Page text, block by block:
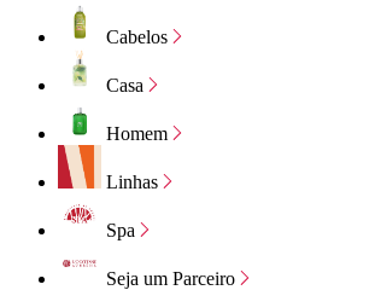
Cabelos
Casa
Homem
Linhas
Spa
Seja um Parceiro